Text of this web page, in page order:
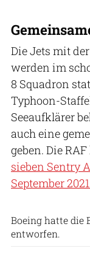
Die Jets mit
werden im
8 Squadron
Typhoon-
Seeaufklärer
auch eine
geben. Die
sieben Sentry
September
Boeing hatte die
entworfen.